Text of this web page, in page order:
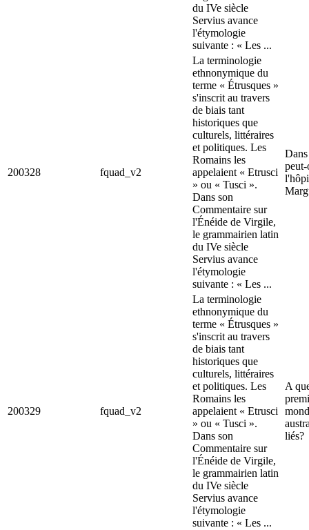
du IVe siècle
Servius avance
l'étymologie
suivante : « Les ...
200328 fquad_v2
La terminologie
ethnonymique du
terme « Étrusques »
s'inscrit au travers
de biais tant
historiques que
culturels, littéraires
et politiques. Les
Romains les
appelaient « Etrusci
» ou « Tusci ».
Dans son
Commentaire sur
l'Énéide de Virgile,
le grammairien latin
du IVe siècle
Servius avance
l'étymologie
suivante : « Les ...
200329 fquad_v2
La terminologie
ethnonymique du
terme « Étrusques »
s'inscrit au travers
de biais tant
historiques que
culturels, littéraires
et politiques. Les
Romains les
appelaient « Etrusci
» ou « Tusci ».
Dans son
Commentaire sur
l'Énéide de Virgile,
le grammairien latin
du IVe siècle
Servius avance
l'étymologie
suivante : « Les ...
A
liés?